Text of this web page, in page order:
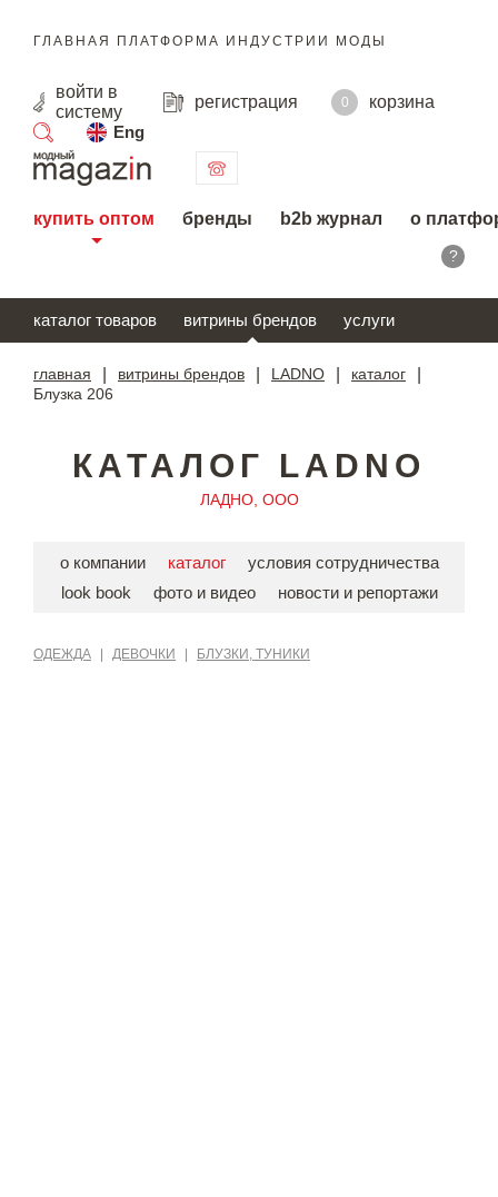
ГЛАВНАЯ ПЛАТФОРМА ИНДУСТРИИ МОДЫ
войти в
систему
регистрация 0
корзина
Eng
поиск
купить оптом бренды b2b журнал о
?
каталог товаров витрины брендов услуги
главная витрины брендов LADNO каталог
Блузка 206
КАТАЛОГ LADNO
ЛАДНО, ООО
о компании каталог
условия сотрудничества
look book
фото и видео новости и репортажи
ОДЕЖДА ДЕВОЧКИ БЛУЗКИ, ТУНИКИ